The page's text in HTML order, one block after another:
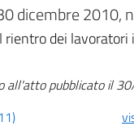
dicembre 2010,
dei lavoratori
all'atto pubblicato il